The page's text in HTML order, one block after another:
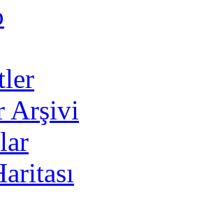
Arşivi